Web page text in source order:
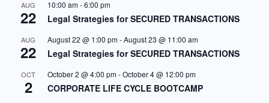
AUG
22
10:00 am-6:00 pm
Legal Strategies for SECURED TRANSACTIONS
AUG
22
August 22 @ 1:00 pm-August 23 @ 11:00 am
Legal Strategies for SECURED TRANSACTIONS
OCT
2
October 2 @ 4:00 pm-October 4 @ 12:00 pm
CORPORATE LIFE CYCLE BOOTCAMP